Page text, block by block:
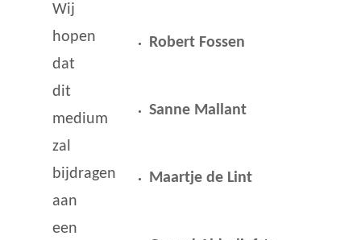
Wij
hopen
dat
dit
medium
zal
bijdragen
aan
een
Robert Fossen
Sanne Mallant
Maartje de Lint